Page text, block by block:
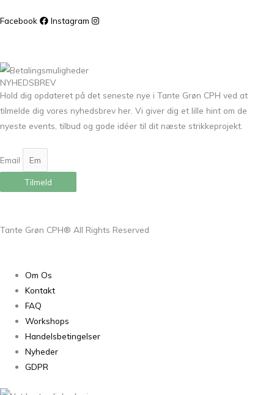
Facebook Instagram
NYHEDSBREV
Hold dig opdateret på det seneste nye i Tante Grøn CPH ved at
tilmelde dig vores nyhedsbrev her. Vi giver dig et lille hint om de
nyeste events, tilbud og gode idéer til dit næste strikkeprojekt.
Email
Tilmeld
Tante Grøn CPH® All Rights Reserved
Om Os
Kontakt
FAQ
Workshops
Handelsbetingelser
Nyheder
GDPR